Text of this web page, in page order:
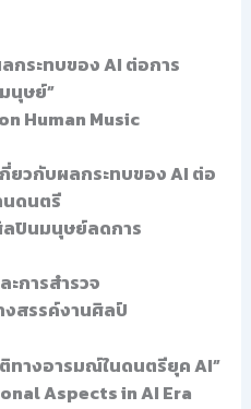
ลกระทบของ AI ต่อการ
นุษย์”
Human Music
ยวกับผลกระทบของ AI ต่อ
นดนตรี
ลปินมนุษย์ลดการ
การสำรวจ
งสรรค์งานศิลป์
ทางอารมณ์ในดนตรียุค AI”
Aspects in AI Era